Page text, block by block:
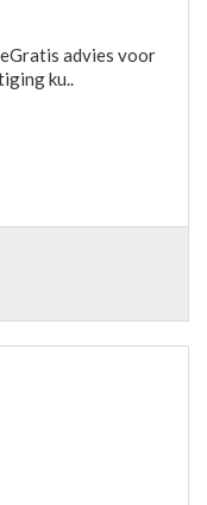
advies voor
ku..